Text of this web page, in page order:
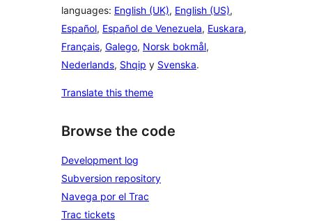
languages: English (UK), English (US),
Español, Español de Venezuela, Euskara,
Français, Galego, Norsk bokmål,
Nederlands, Shqip y Svenska.
Translate this theme
Browse the code
Development log
Subversion repository
Navega por el Trac
Trac tickets